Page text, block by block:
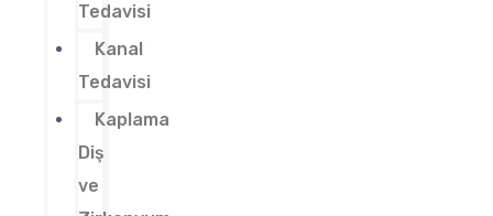
Tedavisi
Kanal
Tedavisi
Kaplama
Diş
ve